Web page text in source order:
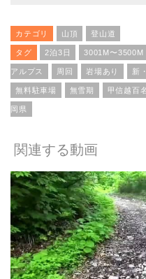
カテゴリ 山頂 登山道
タグ 2泊3日 3001M〜3500M
アルプス 周回 岩場あり 新
無料駐車場 無雪期 甲信越百
岡県
関連する動画